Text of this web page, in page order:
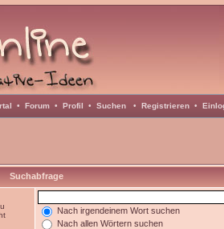
• Forum • Profil • Suchen • Registrieren •
Suchabfrage
Nach irgendeinem Wort suchen
Nach allen Wörtern suchen